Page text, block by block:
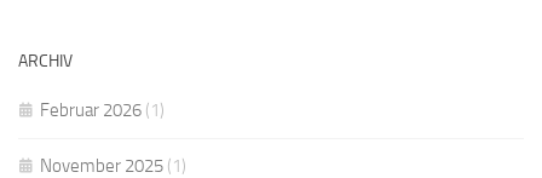
ARCHIV
Februar 2026 (1)
November 2025 (1)